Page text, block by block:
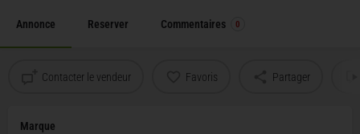
Annonce Reserver Commentaires 0
Contacter le vendeur Favoris Partager
Marque